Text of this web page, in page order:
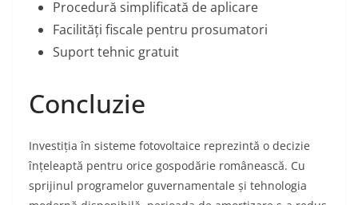
Procedură simplificată de aplicare
Facilități fiscale pentru prosumatori
Suport tehnic gratuit
Concluzie
Investiția în sisteme fotovoltaice reprezintă o decizie
înțeleaptă pentru orice gospodărie românească. Cu
sprijinul programelor guvernamentale și tehnologia